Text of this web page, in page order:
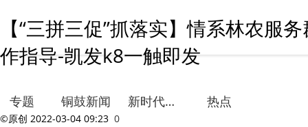
【“三拼三促”抓落实】情系林农服
作指导-凯发k8一触即发
专题 铜鼓新闻 新时代文明实践 热点
©原创 2022-03-04 09:23 0